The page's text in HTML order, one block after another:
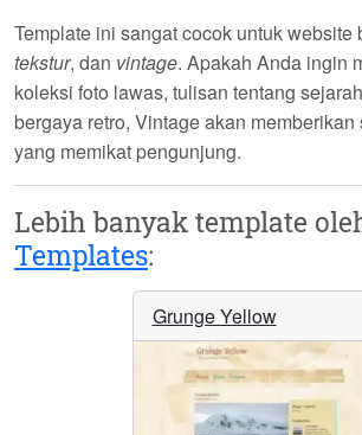
Template ini sangat cocok untuk website
tekstur, dan vintage. Apakah Anda ingin
koleksi foto lawas, tulisan tentang
bergaya retro, Vintage akan
yang memikat pengunjung.
Lebih banyak template
Templates:
Grunge Yellow